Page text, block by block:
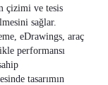
çizimi ve tesis
sağlar.
eDrawings, araç
performansı
tasarımın